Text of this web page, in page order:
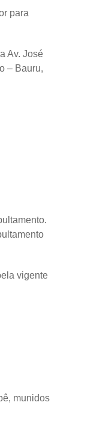
para
Av. José
– Bauru,
vigente
munidos